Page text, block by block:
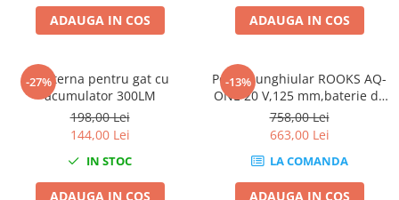
Scule pentru nituit si capsat
Slefuitoare Pneumatice
Diagnoza si masurari
Injectoare
ADAUGA IN COS ADAUGA IN COS
-27%
Lanterna pentru gat cu
acumulator 300LM
198,00 Lei
144,00 Lei
IN STOC
ADAUGA IN COS
-13%
Polizor unghiular ROOKS AQ-
ONE 20 V,125 mm,baterie de
4 Ah, încărcător și geantă
758,00 Lei
663,00 Lei
LA COMANDA
ADAUGA IN COS